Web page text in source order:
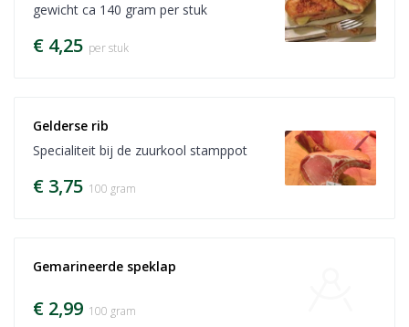
gewicht ca 140 gram per stuk
€ 4,25 per stuk
Gelderse rib
Specialiteit bij de zuurkool stamppot
€ 3,75 100 gram
Gemarineerde speklap
€ 2,99 100 gram